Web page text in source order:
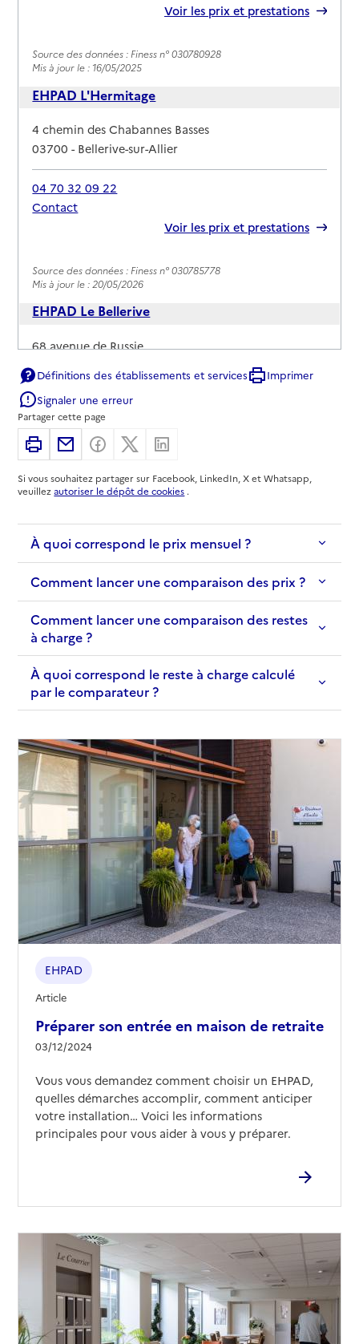
Voir les prix et prestations
Source des données : Finess n° 030780928
Mis à jour le : 16/05/2025
EHPAD L'Hermitage
Adresse
4 chemin des Chabannes Basses
03700-Bellerive-sur-Allier
04 70 32 09 22
Contact
Voir les prix et prestations
Source des données : Finess n° 030785778
Mis à jour le : 20/05/2026
EHPAD Le Bellerive
Adresse
68 avenue de Russie
04 70 32 15 55
Contact
Site internet
Rapport HAS
Définitions des établissements et services
Imprimer
Signaler une erreur
Partager cette page
ImprimerPartager par email
Partager sur Facebook
Partager sur X
Si vous souhaitez partager sur Facebook, LinkedIn, X et Whatsapp,
veuillezautoriser le dépôt de cookies .
À quoi correspond le prix mensuel ?
Comment lancer une comparaison des prix ?
Comment lancer une comparaison des restes
à charge ?
À quoi correspond le reste à charge calculé
par le comparateur ?
Préparer son entrée en maison de retraite
03/12/2024
EHPAD
Article
Vous vous demandez comment choisir un EHPAD,
quelles démarches accomplir, comment anticiper
votre installation… Voici les informations
principales pour vous aider à vous y préparer.